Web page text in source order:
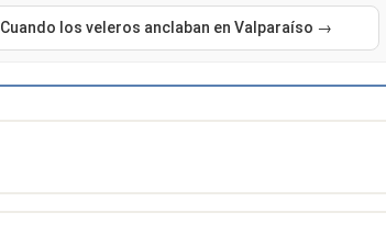
Cuando los veleros anclaban en Valparaíso →